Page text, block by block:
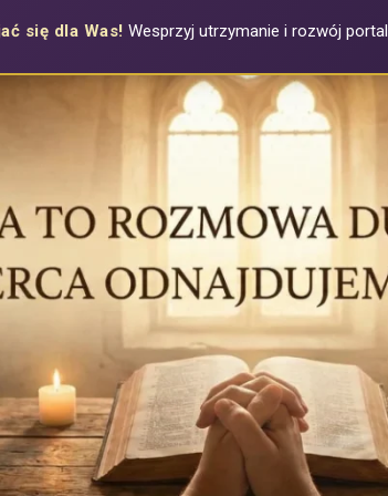
się dla Was! Wesprzyj utrzymanie i rozwój